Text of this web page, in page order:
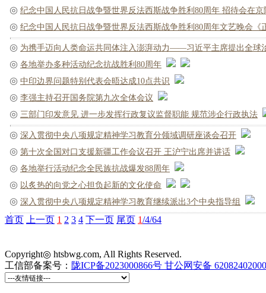
◎ 纪念中国人民抗日战争暨世界反法西斯战争胜利80周年 招待会在京
◎ 纪念中国人民抗日战争暨世界反法西斯战争胜利80周年文艺晚会《
◎ 为携手迈向人类命运共同体注入澎湃动力——习近平主席提出全球
◎ 各地举办多种活动纪念抗战胜利80周年
◎ 中印边界问题特别代表会晤达成10点共识
◎ 李强主持召开国务院第九次全体会议
◎ 三部门印发意见 进一步发挥行政复议监督职能 规范涉企行政执法
◎ 深入贯彻中央八项规定精神学习教育分领域调研座谈会召开
◎ 第十次全国对口支援新疆工作会议召开 王沪宁出席并讲话
◎ 各地举行活动纪念全民族抗战爆发88周年
◎ 以炙热的向党之心担负起新的文化使命
◎ 深入贯彻中央八项规定精神学习教育继续派出3个中央指导组
首页 上一页 1 2 3 4 下一页 尾页 1/4/64
Copyright◎ htsbwg.com, All Rights Reserved.
工信部备案号： 陇ICP备2023000866号 甘公网安备